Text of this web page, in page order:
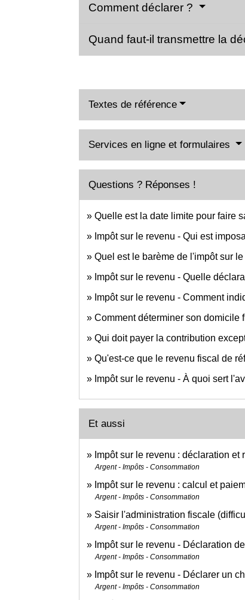
Comment déclarer ?
Quand faut-il transmettre la
Textes de référence
Services en ligne et formulaires
Questions ? Réponses !
Quelle est la date limite pour faire
Impôt sur le revenu - Qui est
Quel est le barème de l'impôt sur
Impôt sur le revenu - Quelle
Impôt sur le revenu - Comment
Comment déterminer son domicile
Qui doit payer la contribution
Qu'est-ce que le revenu fiscal de
Impôt sur le revenu - À quoi sert
Et aussi
Impôt sur le revenu : déclaration et
Argent - Impôts - Consommation
Impôt sur le revenu : calcul et
Argent - Impôts - Consommation
Saisir l'administration fiscale
Argent - Impôts - Consommation
Impôt sur le revenu - Déclaration
Argent - Impôts - Consommation
Impôt sur le revenu - Déclarer un
Argent - Impôts - Consommation